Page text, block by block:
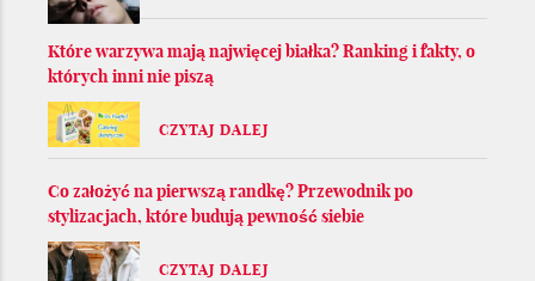
Które warzywa mają najwięcej białka? Ranking i fakty, o
których inni nie piszą
CZYTAJ DALEJ
Co założyć na pierwszą randkę? Przewodnik po
stylizacjach, które budują pewność siebie
CZYTAJ DALEJ